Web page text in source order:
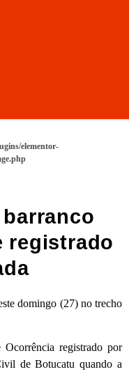
elementor-
registrado
domingo (27) no trecho
registrado por
de Botucatu quando a